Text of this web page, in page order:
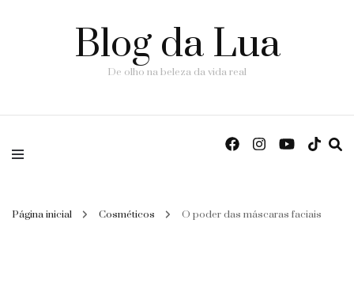
Blog da Lua
De olho na beleza da vida real
Página inicial Cosméticos O poder das máscaras faciais